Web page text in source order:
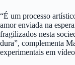
“É um processo
amor enviada na
fragilizados nesta
dura”, complementa
experimentais em